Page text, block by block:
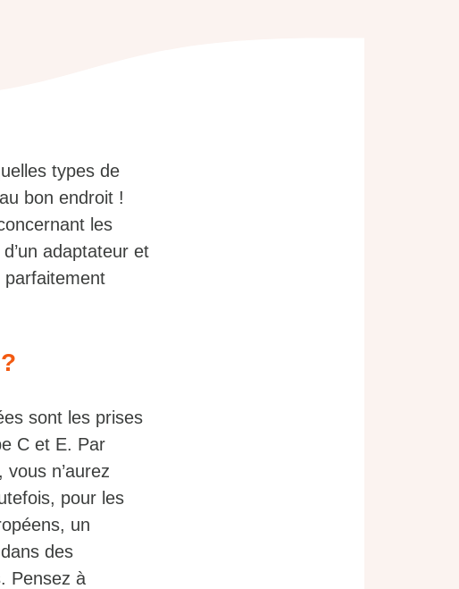
types de
bon endroit !
les
adaptateur et
parfaitement
sont les prises
C et E. Par
n’aurez
pour les
un
des
Pensez à